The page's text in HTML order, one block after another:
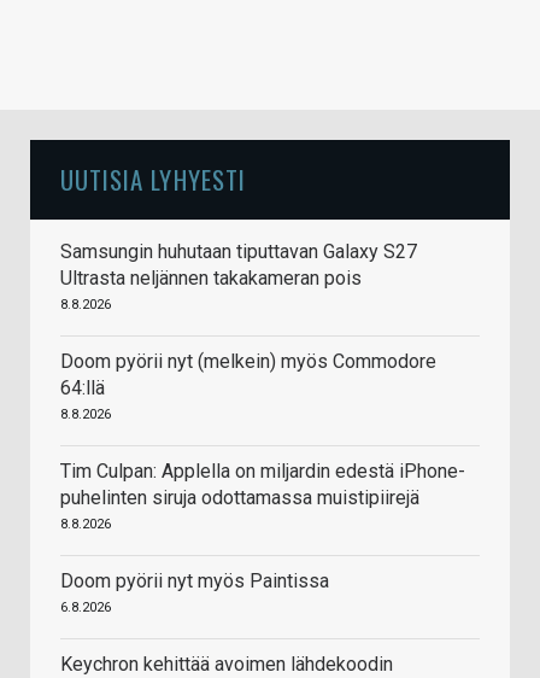
UUTISIA LYHYESTI
Samsungin huhutaan tiputtavan Galaxy S27
Ultrasta neljännen takakameran pois
8.8.2026
Doom pyörii nyt (melkein) myös Commodore
64:llä
8.8.2026
Tim Culpan: Applella on miljardin edestä iPhone-
puhelinten siruja odottamassa muistipiirejä
8.8.2026
Doom pyörii nyt myös Paintissa
6.8.2026
Keychron kehittää avoimen lähdekoodin